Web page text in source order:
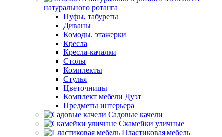
натурального ротанга
Пуфы, табуреты
Диваны
Комоды. этажерки
Кресла
Кресла-качалки
Столы
Комплекты
Стулья
Цветочницы
Комплект мебели Дуэт
Предметы интерьера
Садовые качели
Скамейки уличные
Пластиковая мебель